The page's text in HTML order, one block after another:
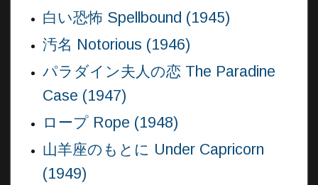
白い恐怖 Spellbound (1945)
汚名 Notorious (1946)
パラダイン夫人の恋 The Paradine
Case (1947)
ロープ Rope (1948)
山羊座のもとに Under Capricorn
(1949)